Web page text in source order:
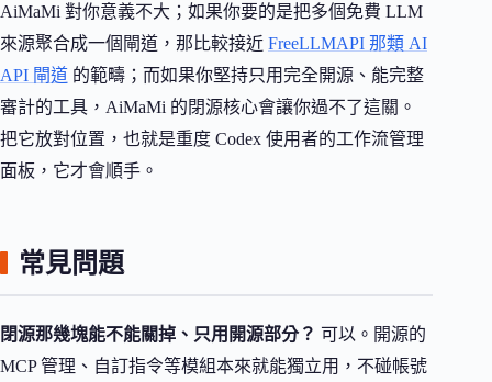
AiMaMi 對你意義不大；如果你要的是把多個免費 LLM
來源聚合成一個閘道，那比較接近 FreeLLMAPI 那類 AI
API 閘道 的範疇；而如果你堅持只用完全開源、能完整
審計的工具，AiMaMi 的閉源核心會讓你過不了這關。
把它放對位置，也就是重度 Codex 使用者的工作流管理
面板，它才會順手。
常見問題
閉源那幾塊能不能關掉、只用開源部分？ 可以。開源的
MCP 管理、自訂指令等模組本來就能獨立用，不碰帳號